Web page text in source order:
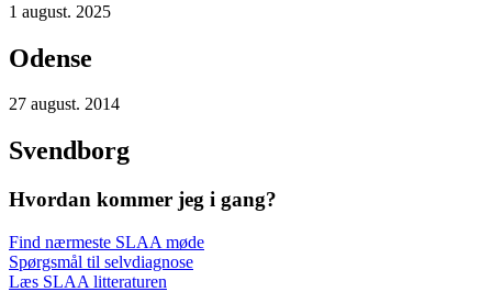
1 august. 2025
Odense
27 august. 2014
Svendborg
Hvordan kommer jeg i gang?
Find nærmeste SLAA møde
Spørgsmål til selvdiagnose
Læs SLAA litteraturen